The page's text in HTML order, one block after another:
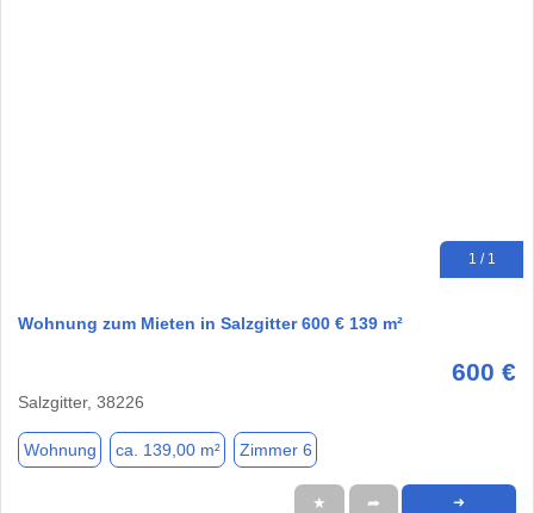
1 / 1
Wohnung zum Mieten in Salzgitter 600 € 139 m²
600 €
Salzgitter, 38226
Wohnung ca. 139,00 m² Zimmer 6
★ ➦ ➜